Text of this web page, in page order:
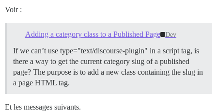
Voir :
Adding a category class to a Published Page Dev
If we can’t use type="text/discourse-plugin" in a script tag, is
there a way to get the current category slug of a published
page? The purpose is to add a new class containing the slug in
a page HTML tag.
Et les messages suivants.